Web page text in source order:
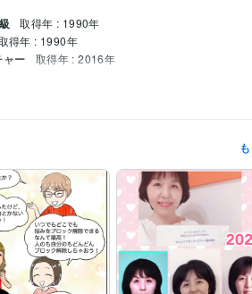
取得年 : 1990年
得年 : 1990年
ャー 取得年 : 2016年
免許
1990年3月 ~ 1992年2月